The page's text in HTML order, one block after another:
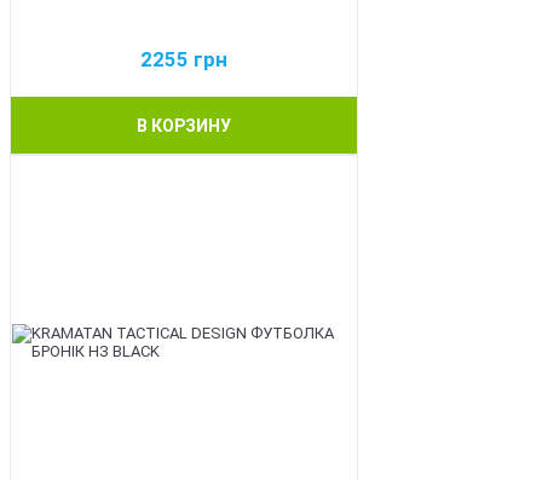
2255 грн
В КОРЗИНУ